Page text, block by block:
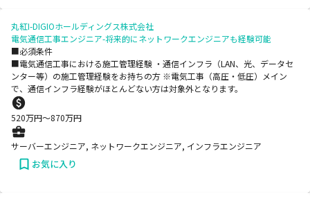
丸紅I-DIGIOホールディングス株式会社
電気通信工事エンジニア-将来的にネットワークエンジニアも経験可能
■必須条件
■電気通信工事における施工管理経験 ・通信インフラ（LAN、光、データセ
ンター等）の施工管理経験をお持ちの方 ※電気工事（高圧・低圧）メイン
で、通信インフラ経験がほとんどない方は対象外となります。
520万円〜870万円
サーバーエンジニア, ネットワークエンジニア, インフラエンジニア
お気に入り